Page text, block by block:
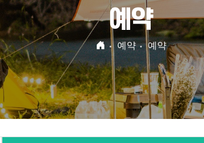
예약
예약 예약